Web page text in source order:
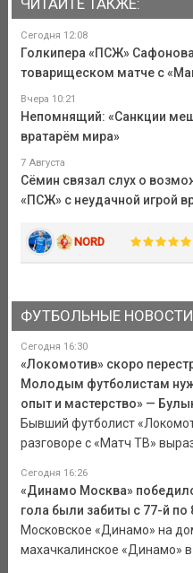
ЧИТАЙТЕ ТАКЖЕ:
Сегодня 12:08
Голкипера «ПСЖ»
товарищеском матче с
Вчера 10:21
Непомнящий: «Санкции
вратарём мира»
7 Августа
Сёмин связал слух о
«ПСЖ» с неудачной игрой
NORD
ФУТБОЛЬНЫЕ НОВОСТИ
Сегодня 16:30
«Локомотив» скоро
Молодым футболистам
опыт и мастерство» —
Бывший футболист
разговоре с «Матч ТВ»
Сегодня 16:26
«Динамо Москва»
гола были забиты с 77-й
Московское «Динамо» на
махачкалинское «Динамо» в